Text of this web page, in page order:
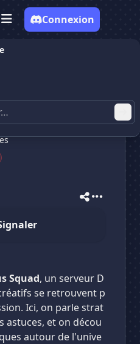
Connexion
Gaming
Gaming et
de Jeux et
Squad, un serveur D
se retrouvent p
Ici, on parle strat
astuces, et on décou
autour de l'unive